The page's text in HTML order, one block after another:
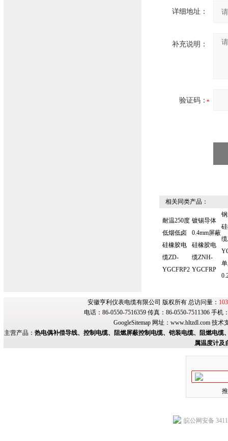
详细地址：
补充说明：
验证码：
相关同类产品：
耐温250度
低烟低卤
硅橡胶电
缆ZD-
YGCFRP2
镀锡导体
0.4mm屏蔽
硅橡胶电
缆ZNH-
YGCFRP
安徽亨利仪表电缆有限公司 版权所有 总访问量：
电话：86-0550-7516359 传真：86-0550-7511306 手
GoogleSitemap网址： www.hltzdl.com技术
主营产品： 热电偶补偿导线、控制电缆、阻燃屏蔽控制电缆、铠装电缆、阻燃电
属温度计及
皖公网安备